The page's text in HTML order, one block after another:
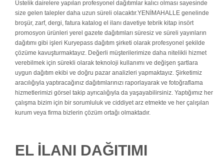
Üstelik dairelere yapılan profesyonel dağıtımlar kalıcı olması sayesinde
size gelen talepler daha uzun süreli olacaktır.YENİMAHALLE genelinde
broşür, zarf, dergi, fatura katalog el ilanı davetiye tebrik kitap insört
promosyon ürünleri yerel gazete dağıtımları süresiz ve süreli yayınların
dağıtımı gibi işleri Kuryepass dağıtım şirketi olarak profesyonel şekilde
çözüme kavuşturmaktayız. Değerli müşterilerimize daha nitelikli hizmet
verebilmek için sürekli olarak teknoloji kullanımı ve değişen şartlara
uygun dağıtım ekibi ve doğru pazar analizleri yapmaktayız. Şirketimiz
aracılığıyla yaptıracağınız dağıtımlarınızı raporlayarak ve fotoğraflama
hizmetlerimizi görsel takip ayrıcalığıyla da yaşayabilirsiniz. Yaptığımız her
çalışma bizim için bir sorumluluk ve ciddiyet arz etmekte ve her çalışılan
kurum veya firma bizlerin çözüm ortağı olmaktadır.
EL İLANI DAĞITIMI